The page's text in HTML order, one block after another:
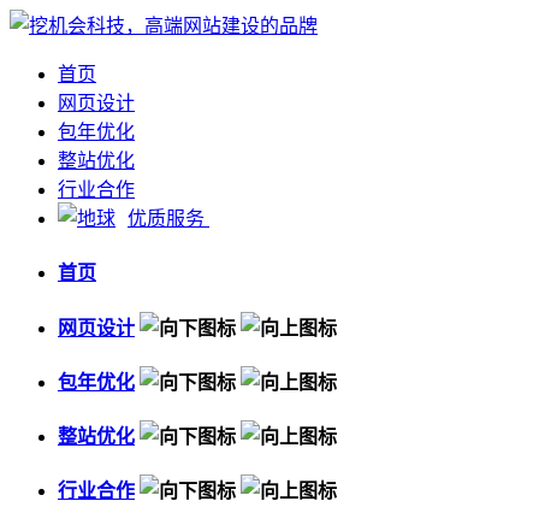
首页
网页设计
包年优化
整站优化
行业合作
优质服务
首页
网页设计
包年优化
整站优化
行业合作